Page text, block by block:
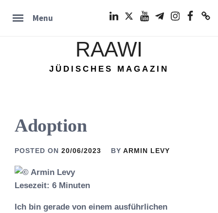
Menu
RAAWI
JÜDISCHES MAGAZIN
Adoption
POSTED ON 20/06/2023 BY ARMIN LEVY
Lesezeit: 6 Minuten
Ich bin gerade von einem ausführlichen